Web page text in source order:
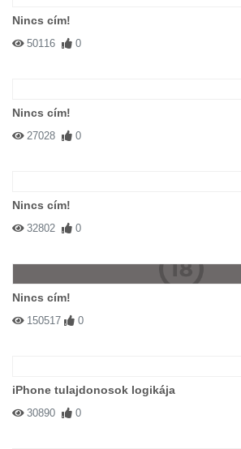
Nincs cím!
50116 0
Nincs cím!
27028 0
Nincs cím!
32802 0
Nincs cím!
150517 0
iPhone tulajdonosok logikája
30890 0